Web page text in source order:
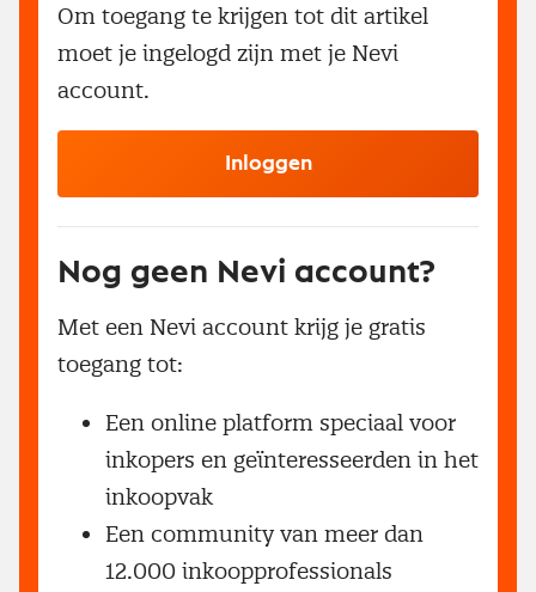
Om toegang te krijgen tot dit artikel
moet je ingelogd zijn met je Nevi
account.
Inloggen
Nog geen Nevi account?
Met een Nevi account krijg je gratis
toegang tot:
Een online platform speciaal voor
inkopers en geïnteresseerden in het
inkoopvak
Een community van meer dan
12.000 inkoopprofessionals